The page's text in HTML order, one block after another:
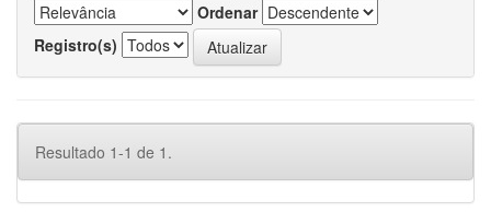
Ordenar
Registro(s)
Resultado 1-1 de 1.